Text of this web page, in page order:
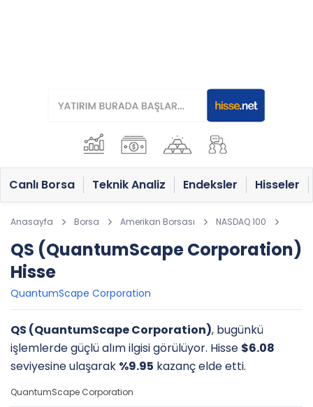
Canlı Borsa Teknik Analiz Endeksler Hisseler
Anasayfa Borsa Amerikan Borsası NASDAQ 100
QS (QuantumScape Corporation)
Hisse
QuantumScape Corporation
QS (QuantumScape Corporation), bugünkü
işlemlerde güçlü alım ilgisi görülüyor. Hisse $6.08
seviyesine ulaşarak %9.95 kazanç elde etti.
QuantumScape Corporation